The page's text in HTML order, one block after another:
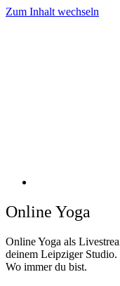
Zum Inhalt wechseln
Online Yoga
Online Yoga als
deinem Leipziger
Wo immer du bist.